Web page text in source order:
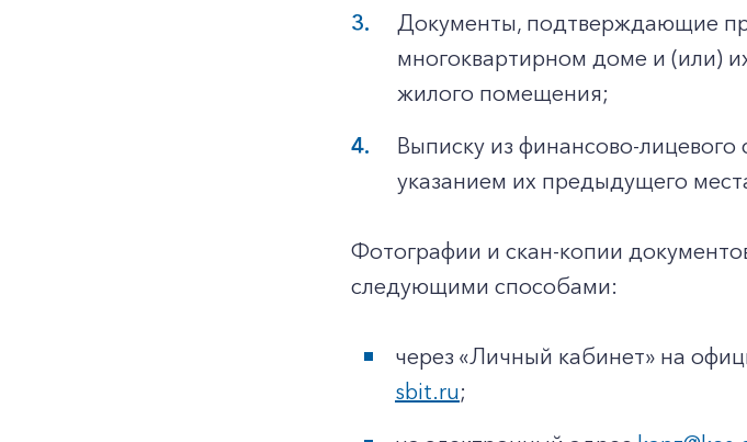
Документы, подтверждающие
многоквартирном доме и (или)
жилого помещения;
Выписку из финансово-лицевого
указанием их предыдущего
Фотографии и скан-копии
следующими способами:
через «Личный кабинет» на
sbit.ru;